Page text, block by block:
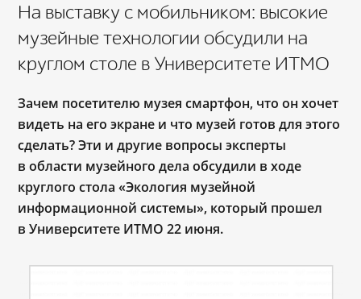
На выставку с мобильником: высокие
музейные технологии обсудили на
круглом столе в Университете ИТМО
Зачем посетителю музея смартфон, что он хочет
видеть на его экране и что музей готов для этого
сделать? Эти и другие вопросы эксперты
в области музейного дела обсудили в ходе
круглого стола «Экология музейной
информационной системы», который прошел
в Университете ИТМО 22 июня.